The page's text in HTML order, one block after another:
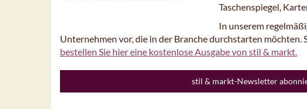
Taschenspiegel,
In unserem
Unternehmen vor, die in der Branche durchstarten möchten.
bestellen Sie hier eine kostenlose Ausgabe von stil & markt.
stil & markt-Newsletter